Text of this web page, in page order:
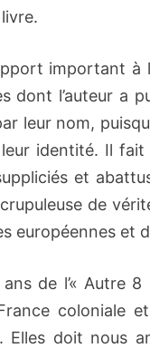
important à
dont l’auteur a
leur nom,
identité. Il
et
de
européennes et
de l’« Autre
coloniale
Elles doit